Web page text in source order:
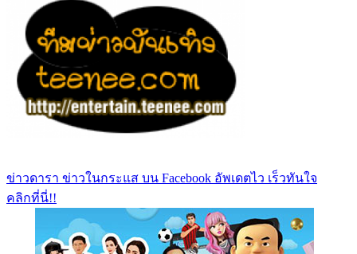
ข่าวดารา ข่าวในกระแส บน Facebook อัพเดตไว เร็วทันใจ
คลิกที่นี่!!